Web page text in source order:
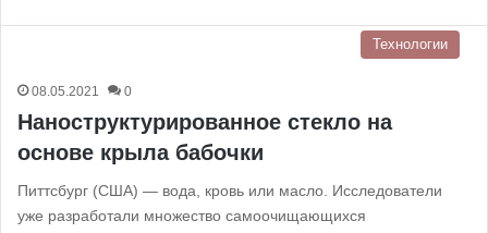
Технологии
08.05.2021 0
Наноструктурированное стекло на
основе крыла бабочки
Питтсбург (США) — вода, кровь или масло. Исследователи
уже разработали множество самоочищающихся